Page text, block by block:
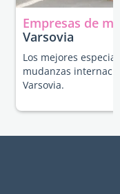
Empresas de
Varsovia
Los mejores
mudanzas
Varsovia.